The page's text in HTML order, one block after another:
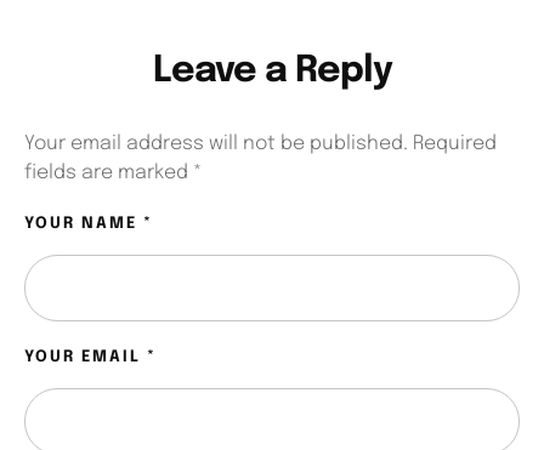
Leave a Reply
Your email address will not be published. Required
fields are marked *
YOUR NAME *
YOUR EMAIL *